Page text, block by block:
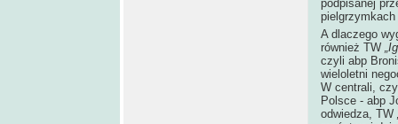
podpisanej
pielgrzymkach
A dlaczego
również TW
czyli abp
wieloletni
W centrali,
Polsce - abp
odwiedza, TW